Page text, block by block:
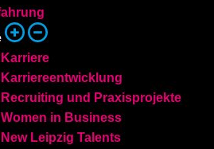
Karriere
Karriereentwicklung
Recruiting und Praxisprojekte
Women in Business
New Leipzig Talents